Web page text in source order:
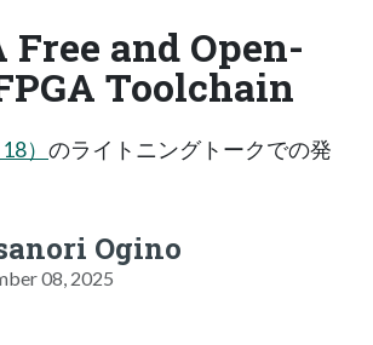
Free and Open-
Toolchain
） のライトニングトークでの発
Ogino
08, 2025